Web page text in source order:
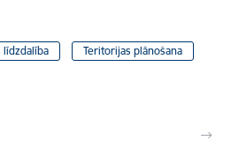
līdzdalība Teritorijas plānošana